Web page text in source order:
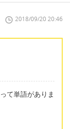
2018/09/20 20:46
て単語がありま